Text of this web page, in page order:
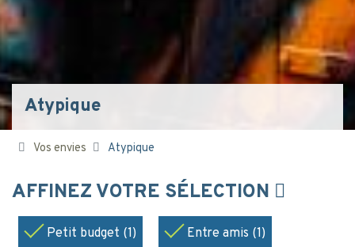
Atypique
Vos envies Atypique
AFFINEZ VOTRE SÉLECTION
Petit budget (1) Entre amis (1)